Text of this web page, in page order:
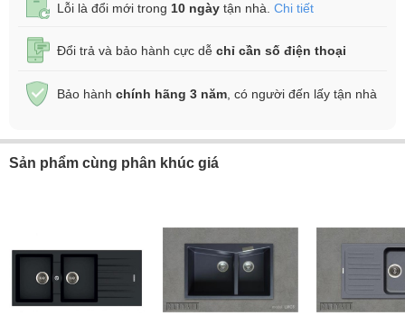
Lỗi là đổi mới trong 10 ngày tận nhà. Chi tiết
Đổi trả và bảo hành cực dễ chỉ cần số điện thoại
Bảo hành chính hãng 3 năm , có người đến lấy tận nhà
Sản phẩm cùng phân khúc giá